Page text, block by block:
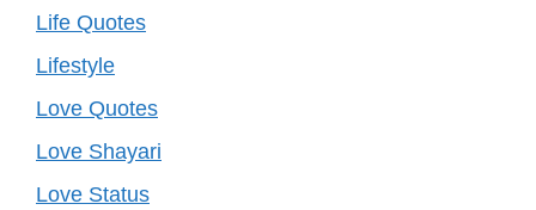
Life Quotes
Lifestyle
Love Quotes
Love Shayari
Love Status